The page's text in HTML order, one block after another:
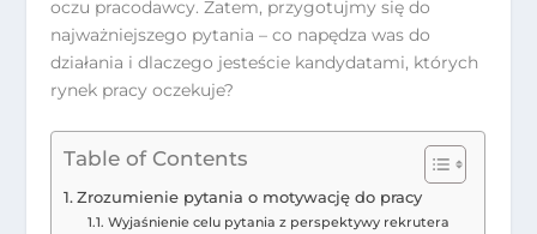
oczu pracodawcy. Zatem, przygotujmy się do
najważniejszego pytania – co napędza was do
działania i dlaczego jesteście kandydatami, których
rynek pracy oczekuje?
Table of Contents
Zrozumienie pytania o motywację do pracy
Wyjaśnienie celu pytania z perspektywy rekrutera